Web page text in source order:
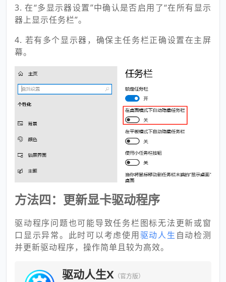
3. 在“多显示器设置”中确认是否启用了“在所有显示
器上显示任务栏”。
4. 若有多个显示器，确保主任务栏正确设置在主屏
幕。
方法四：更新显卡驱动程序
驱动程序问题也可能导致任务栏图标无法更新或窗
口显示异常。此时可以考虑使用驱动人生 自动检测
并更新驱动程序，操作简单且较为高效。
驱动人生X （官方版）